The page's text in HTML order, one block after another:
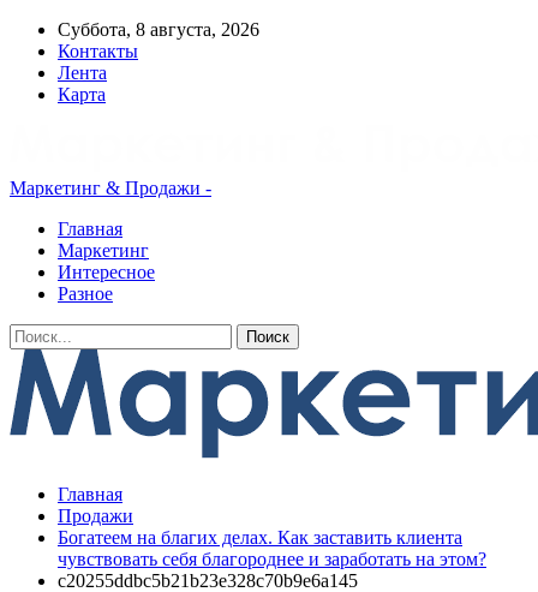
Суббота, 8 августа, 2026
Контакты
Лента
Карта
Маркетинг & Продажи -
Главная
Маркетинг
Интересное
Разное
Главная
Продажи
Богатеем на благих делах. Как заставить клиента
чувствовать себя благороднее и заработать на этом?
c20255ddbc5b21b23e328c70b9e6a145